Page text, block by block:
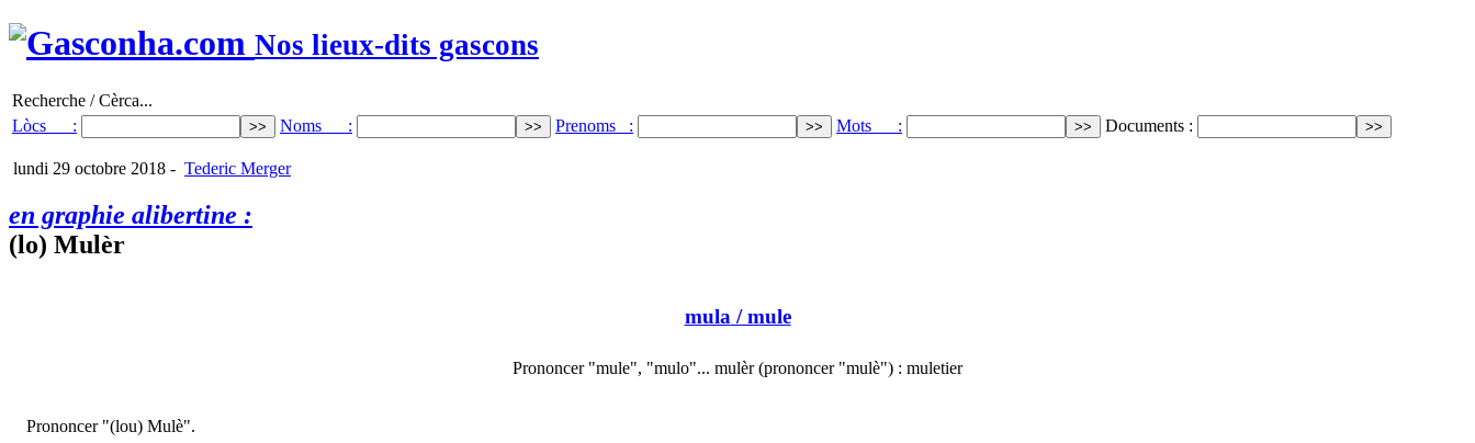
Nos lieux-dits gascons
Recherche / Cèrca...
Lòcs :
Noms : Prenoms : Mots : Documents :
lundi 29 octobre 2018 - Tederic Merger
en graphie alibertine :
(lo) Mulèr
mula/ mule
Prononcer "mule", "mulo"... mulèr (prononcer "mulè") : muletier
Prononcer "(lou) Mulè".